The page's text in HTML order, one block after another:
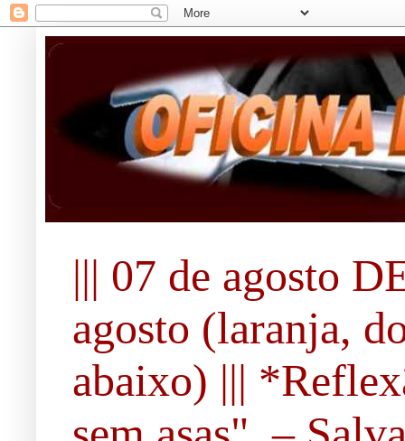
||| 07 de agosto
agosto (laranja,
abaixo) |||